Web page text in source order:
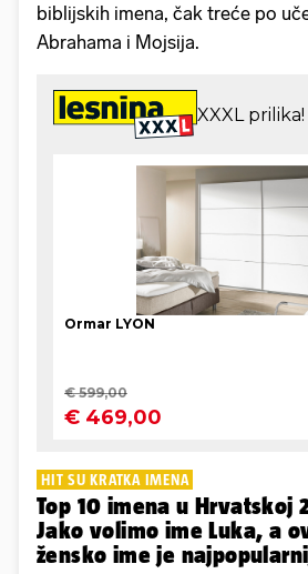
biblijskih imena, čak treće po
Abrahama i Mojsija.
HIT SU KRATKA IMENA
Top 10 imena u Hrvatskoj
Jako volimo ime Luka, a
žensko ime je